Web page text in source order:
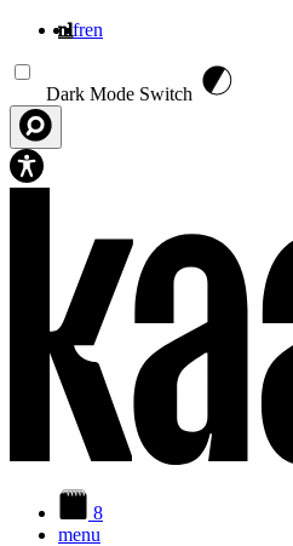
nlfren
Dark Mode Switch
8
menu